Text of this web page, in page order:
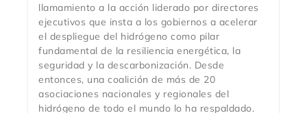
llamamiento a la acción liderado por directores
ejecutivos que insta a los gobiernos a acelerar
el despliegue del hidrógeno como pilar
fundamental de la resiliencia energética, la
seguridad y la descarbonización. Desde
entonces, una coalición de más de 20
asociaciones nacionales y regionales del
hidrógeno de todo el mundo lo ha respaldado.